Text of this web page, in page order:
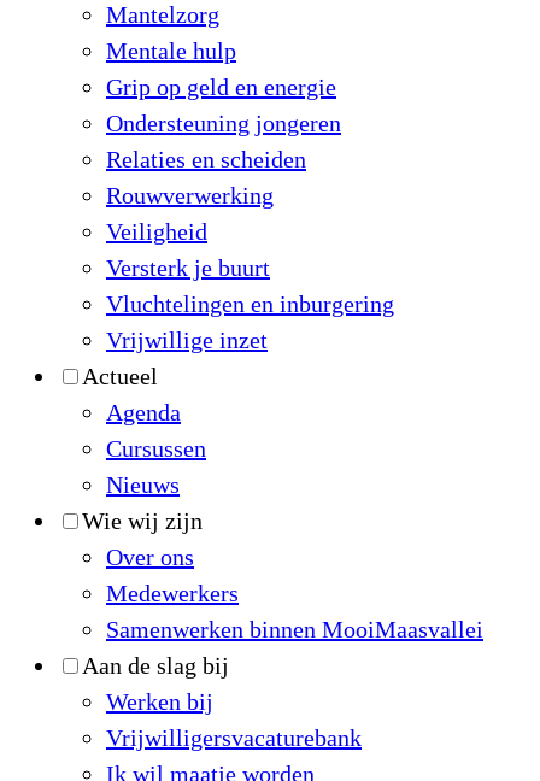
Mantelzorg
Mentale hulp
Grip op geld en energie
Ondersteuning jongeren
Relaties en scheiden
Rouwverwerking
Veiligheid
Versterk je buurt
Vluchtelingen en inburgering
Vrijwillige inzet
Actueel
Agenda
Cursussen
Nieuws
Wie wij zijn
Over ons
Medewerkers
Samenwerken binnen MooiMaasvallei
Aan de slag bij
Werken bij
Vrijwilligersvacaturebank
Ik wil maatje worden